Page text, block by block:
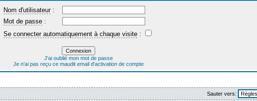
Nom d'utilisateur:
Mot de passe :
Se connecter automatiquement à chaque visite :
J'ai oublié mon mot de passe
Je n'ai pas reçu ce maudit email d'activation de compte
Sauter vers: